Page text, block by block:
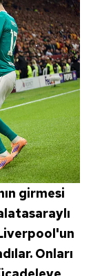
girmesi
Onları